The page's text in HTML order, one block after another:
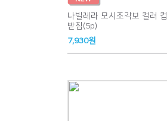
나빌레라 모시조각보 컬러 컵
받침(5p)
7,930원